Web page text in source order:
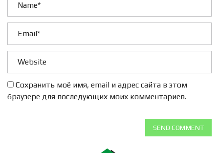
Сохранить моё имя, email и адрес сайта в этом
браузере для последующих моих комментариев.
SEND COMMENT